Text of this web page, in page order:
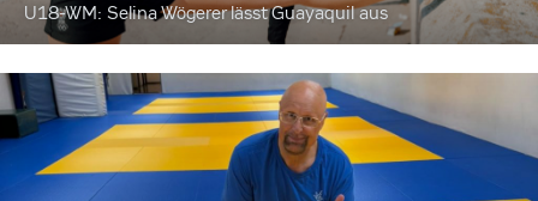
U18-WM: Selina Wögerer lässt Guayaquil aus